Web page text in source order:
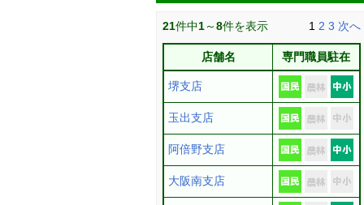
21件中1～8件を表示 1 2 3 次へ
店舗名 専門職員駐在
堺支店
玉出支店
阿倍野支店
大阪南支店